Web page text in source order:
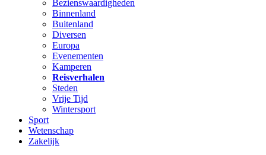
Bezienswaardigheden
Binnenland
Buitenland
Diversen
Europa
Evenementen
Kamperen
Reisverhalen
Steden
Vrije Tijd
Wintersport
Sport
Wetenschap
Zakelijk